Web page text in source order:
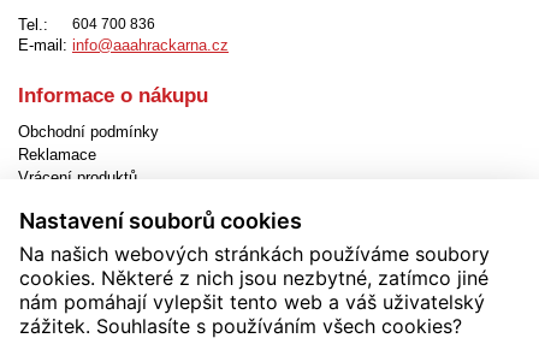
Tel.:
604 700 836
E-mail: info@aaahrackarna.cz
Informace o nákupu
Obchodní podmínky
Reklamace
Vrácení produktů
Způsob platby
Jak objednat
Nastavení cookies
Užitečné informace
Nastavení souborů cookies
Na našich webových stránkách používáme soubory
cookies. Některé z nich jsou nezbytné, zatímco jiné
nám pomáhají vylepšit tento web a váš uživatelský
zážitek. Souhlasíte s používáním všech cookies?